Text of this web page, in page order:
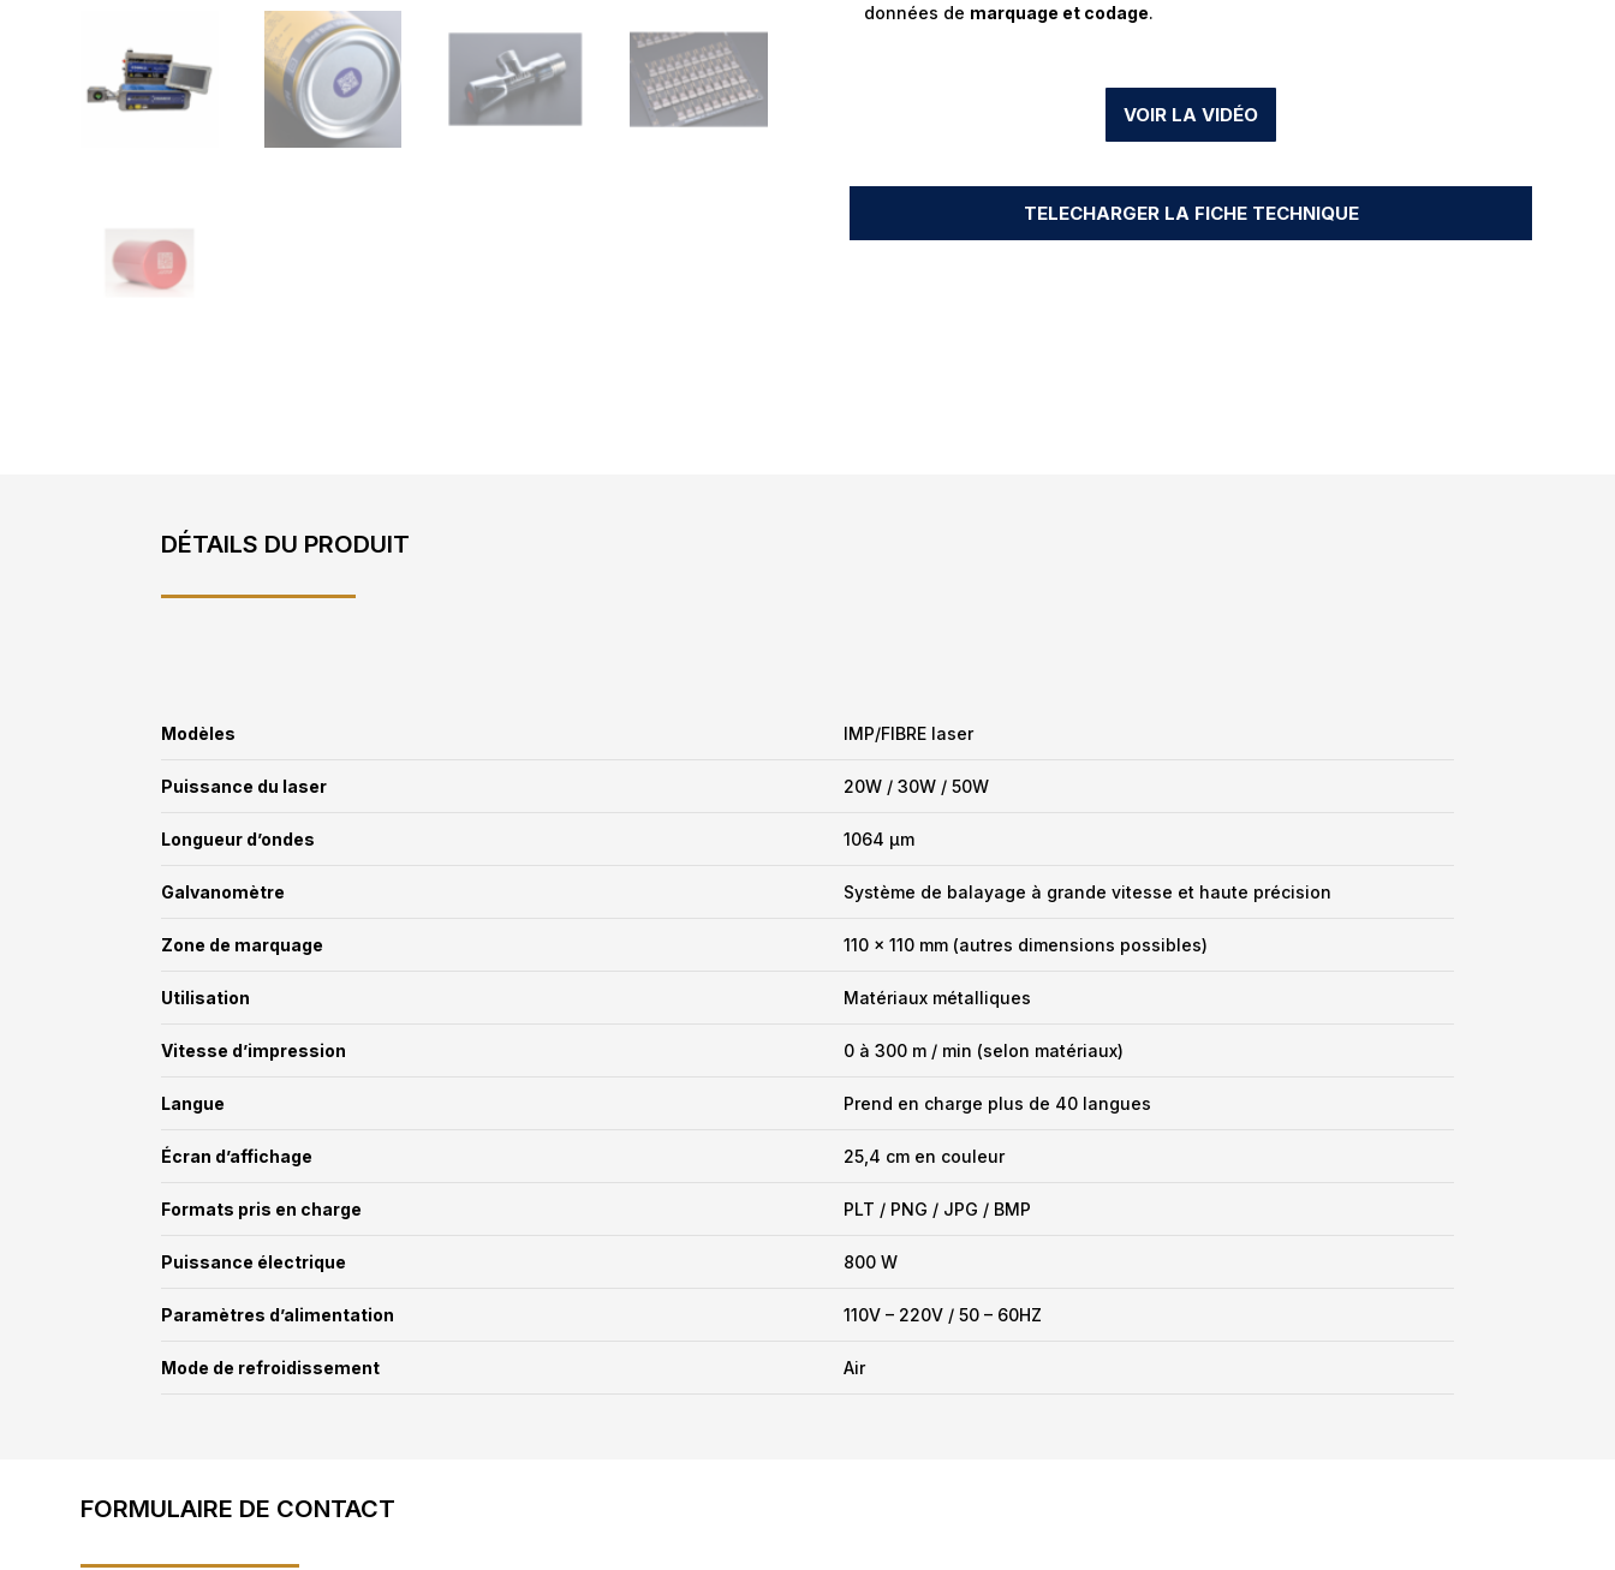
données de marquage et codage.
VOIR LA VIDÉO
TELECHARGER LA FICHE TECHNIQUE
DÉTAILS DU PRODUIT
Modèles IMP/FIBRE laser
Puissance du laser 20W / 30W / 50W
Longueur d’ondes 1064 µm
Galvanomètre Système de balayage à grande vitesse et haute précision
Zone de marquage 110 x 110 mm (autres dimensions possibles)
Utilisation Matériaux métalliques
Vitesse d’impression 0 à 300 m / min (selon matériaux)
Langue Prend en charge plus de 40 langues
Écran d’affichage 25,4 cm en couleur
Formats pris en charge PLT / PNG / JPG / BMP
Puissance électrique 800 W
Paramètres d’alimentation 110V – 220V / 50 – 60HZ
Mode de refroidissement Air
FORMULAIRE DE CONTACT